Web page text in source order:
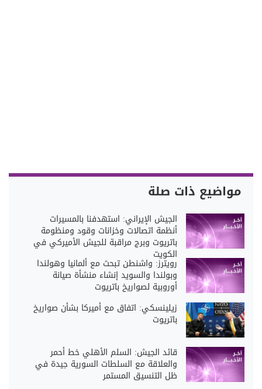
مواضيع ذات صلة
الجيش الإيراني: استهدفنا بالمسيرات
أنظمة اتصالات وخزانات وقود ومنظومة
باتريوت وبرج مراقبة للجيش الأميركي في
الكويت
رويترز: واشنطن تبحث مع ألمانيا وهولندا
وبولندا والسويد إنشاء منشأة صيانة
أوروبية لصواريخ باتريوت
زيلينسكي: اتفاق مع أميركا بشأن صواريخ
باتريوت
قائد الجيش: السلم الأهلي خط أحمر
والعلاقة مع السلطات السورية جيدة في
ظل التنسيق المستمر